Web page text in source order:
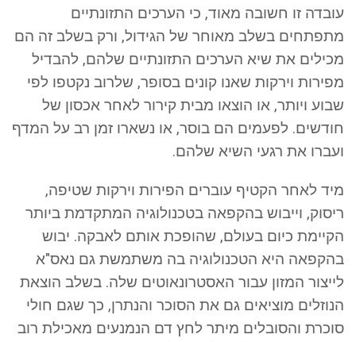
עובדה זו חשובה מאוד, כי הערכים התזונתיים
מתפתחים בשלב מאוחר של הגידול, ורק בשלב זה הם
מכילים את שיא הערכים התזונתיים שלהם, להבדיל
מפירות וירקות שאנו קונים בסופר, שלרוב נקטפו לפי
שבוע ויותר, או הוצאו מבית קירור לאחר אכסון של
חודשים. לפעמים הם בוסר, או נשארו זמן רב על המדף
ועברו את רגעי השיא שלהם.
מיד לאחר הקטיף עוברים הפירות וירקות שטיפה,
ריסוק, וייבוש בהקפאה בטכנולוגיה המתקדמת ביותר
הקיימת כיום בעולם, שהופכת אותם לאבקה. יבוש
בהקפאה היא הטכנולוגיה בה משתמשת גם נאס"א
לייצור המזון עבור האסטרונאוטים שלה. בשלב הוצאת
הנוזלים מוציאים גם את הסוכר והנתרן, כך שגם חולי
סוכרת והסובלים מיתר לחץ דם הנמנעים מאכילת רוב